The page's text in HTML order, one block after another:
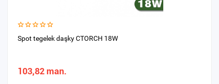
Spot tegelek daşky CTORCH 18W
103,82 man.